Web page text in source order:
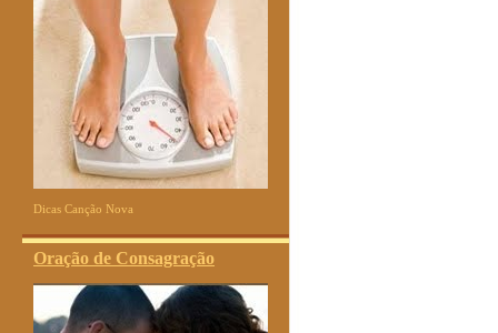
Dicas Canção Nova
Oração de Consagração